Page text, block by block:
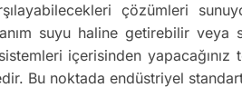
çözümleri
suyu haline getirebilir
içerisinden
Bu noktada endüstriyel